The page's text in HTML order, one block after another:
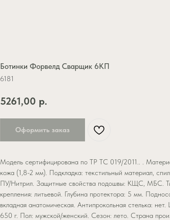
Ботинки Форвелд Сварщик 6КП
6181
5261,00 р.
Оформить заказ
Модель сертифицирована по ТР ТС 019/2011.. .
кожа (1,8-2 мм). Подкладка: текстильный материал,
ПУ/Нитрил. Защитные свойства подошвы: КЩС, МБС.
крепления: литьевой. Глубина протектора: 5 мм.
вкладная анатомическая. Антипрокольная стелька:
650 г. Пол: мужской/женский. Сезон: лето. Страна